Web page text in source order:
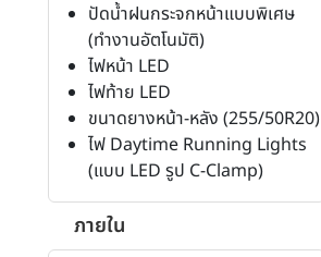
ปัดน้ำฝนกระจกหน้าแบบพิเศษ
(ทำงานอัตโนมัติ)
ไฟหน้า LED
ไฟท้าย LED
ขนาดยางหน้า-หลัง (255/50R20)
ไฟ Daytime Running Lights
(แบบ LED รูป C-Clamp)
ภายใน